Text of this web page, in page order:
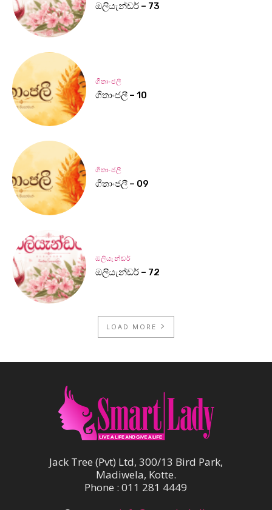
ඔලියැන්ඩර් – 73
ගීතාංජලී
ගීතාංජලී – 10
ගීතාංජලී
ගීතාංජලී – 09
ඔලියැන්ඩර්
ඔලියැන්ඩර් – 72
LOAD MORE
Jack Tree (Pvt) Ltd, 300/13 Bird Park,
Madiwela, Kotte.
Phone : 011 281 4449